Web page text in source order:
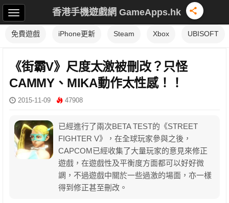
香港手機遊戲網 GameApps.hk
免費遊戲 iPhone更新 Steam Xbox UBISOFT
《街霸V》尺度太激被刪改？只怪
CAMMY、MIKA動作太性感！！
2015-11-09 47908
已經進行了兩次BETA TEST的《STREET
FIGHTER V》，在全球玩家參與之後，
CAPCOM已經收集了大量玩家的意見來修正
遊戲，在遊戲性及平衡度方面都可以好好微
調，不過遊戲中關於一些過激的場面，亦一樣
得到修正甚至刪改。